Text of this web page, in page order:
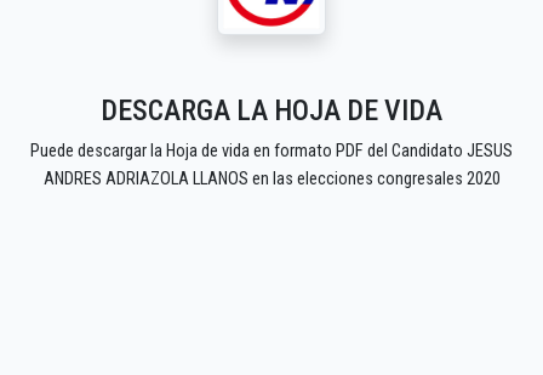
DESCARGA LA HOJA DE VIDA
Puede descargar la Hoja de vida en formato PDF del Candidato JESUS
ANDRES ADRIAZOLA LLANOS en las elecciones congresales 2020